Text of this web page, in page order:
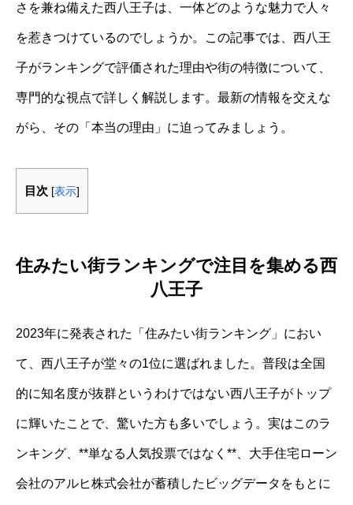
さを兼ね備えた西八王子は、一体どのような魅力で人々
を惹きつけているのでしょうか。この記事では、西八王
子がランキングで評価された理由や街の特徴について、
専門的な視点で詳しく解説します。最新の情報を交えな
がら、その「本当の理由」に迫ってみましょう。
目次 [表示]
住みたい街ランキングで注目を集める西
八王子
2023年に発表された「住みたい街ランキング」におい
て、西八王子が堂々の1位に選ばれました。普段は全国
的に知名度が抜群というわけではない西八王子がトップ
に輝いたことで、驚いた方も多いでしょう。実はこのラ
ンキング、**単なる人気投票ではなく**、大手住宅ローン
会社のアルヒ株式会社が蓄積したビッグデータをもとに